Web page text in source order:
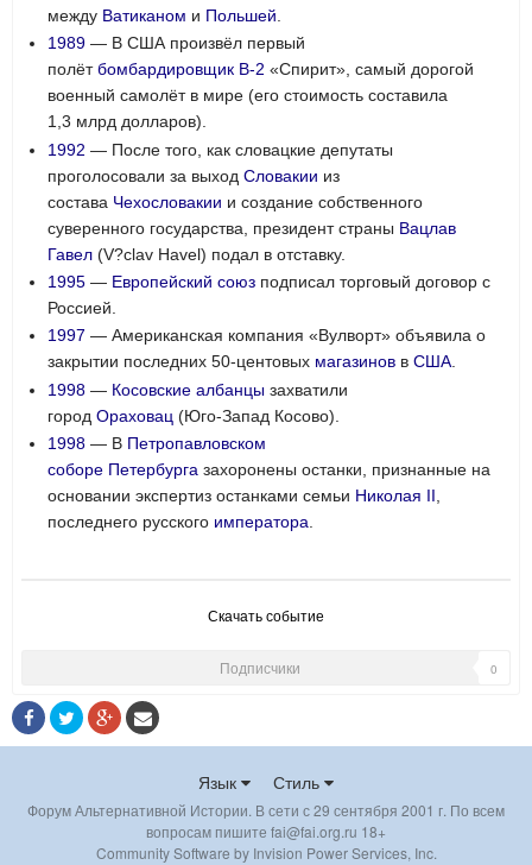
между Ватиканом и Польшей
1989 — В США произвёл первый
полётбомбардировщик B-2 «Спирит», самый дорогой
военный самолёт в мире (его стоимость составила
1,3 млрд долларов).
1992 — После того, как словацкие депутаты
проголосовали за выходСловакии из
состава Чехословакии и создание собственного
суверенного государства, президент страны Вацлав
Гавел (V?clav Havel) подал в отставку.
1995 — Европейский союз подписал торговый договор с
Россией.
1997 — Американская компания «Вулворт» объявила о
закрытии последних 50-центовых магазинов вСША.
1998 — Косовские албанцы захватили
городОраховац (Юго-Запад Косово).
1998 — В Петропавловском
соборе Петербурга захоронены останки, признанные на
основании экспертиз останками семьи Николая II,
последнего русского императора.
Скачать событие
Подписчики 0
Язык Стиль
Форум Альтернативной Истории. В сети с 29 сентября 2001 г. По всем
вопросам пишите fai@fai.org.ru 18+
Community Software by Invision Power Services, Inc.